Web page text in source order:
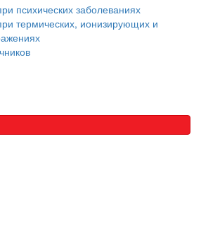
психических заболеваниях
термических, ионизирующих и